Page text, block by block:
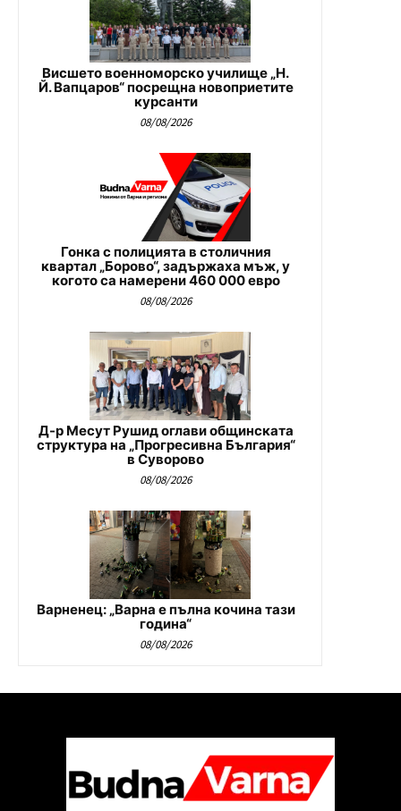
Висшето военноморско училище „Н.
Й. Вапцаров“ посрещна новоприетите
курсанти
08/08/2026
Гонка с полицията в столичния
квартал „Борово“, задържаха мъж, у
когото са намерени 460 000 евро
08/08/2026
Д-р Месут Рушид оглави общинската
структура на „Прогресивна България“
в Суворово
08/08/2026
Варненец: „Варна е пълна кочина тази
година“
08/08/2026